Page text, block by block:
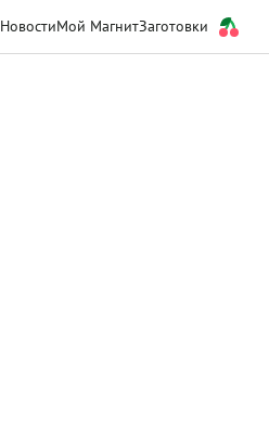
НовостиМой МагнитЗаготовки